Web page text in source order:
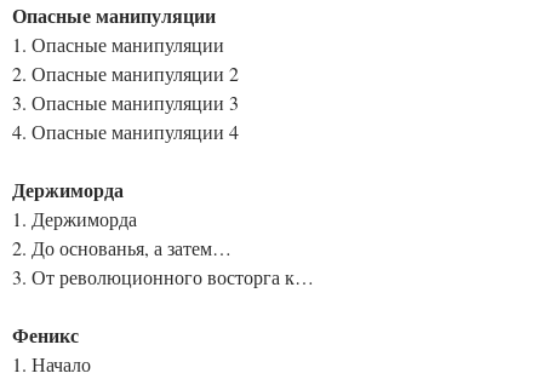
Опасные манипуляции
1. Опасные манипуляции
2. Опасные манипуляции 2
3. Опасные манипуляции 3
4. Опасные манипуляции 4
Держиморда
1. Держиморда
2. До основанья, а затем…
3. От революционного восторга к…
Феникс
1. Начало